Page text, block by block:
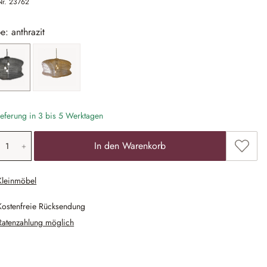
anthrazit
anthrazit gold
in 3 bis 5 Werktagen
Anzahl: Gib den gewünschten Wert
In den Warenkorb Zum
Rücksendung
möglich